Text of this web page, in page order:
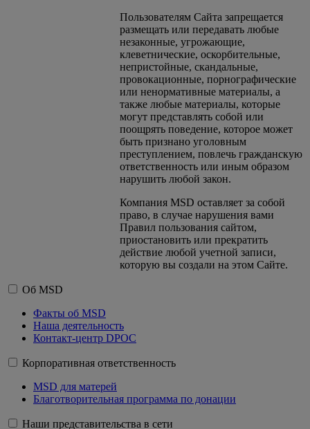
Пользователям Сайта запрещается
размещать или передавать любые
незаконные, угрожающие,
клеветнические, оскорбительные,
непристойные, скандальные,
провокационные, порнографические
или ненормативные материалы, а
также любые материалы, которые
могут представлять собой или
поощрять поведение, которое может
быть признано уголовным
преступлением, повлечь гражданскую
ответственность или иным образом
нарушить любой закон.
Компания MSD оставляет за собой
право, в случае нарушения вами
Правил пользования сайтом,
приостановить или прекратить
действие любой учетной записи,
которую вы создали на этом Сайте.
Об MSD
Факты об MSD
Наша деятельность
Контакт-центр DPOC
Корпоративная ответственность
MSD для матерей
Благотворительная программа по донации
Наши представительства в сети